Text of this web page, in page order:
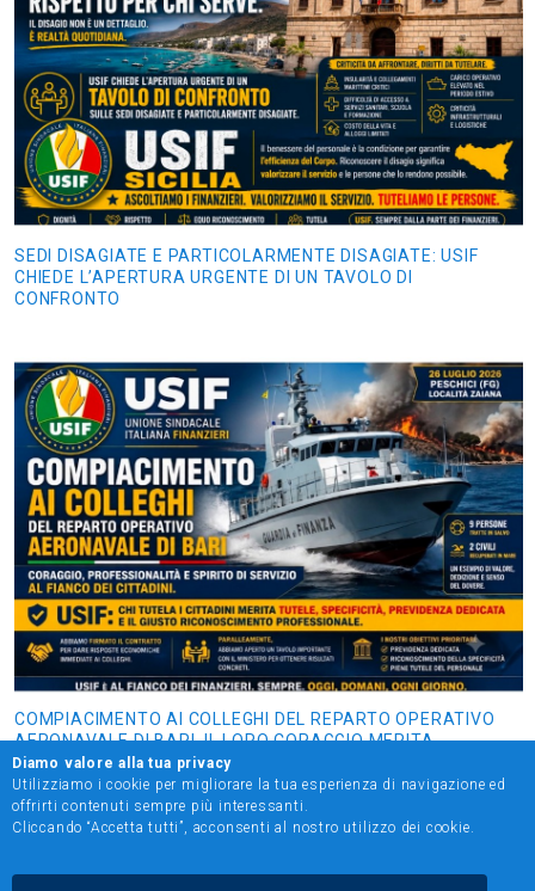
Diamo valore alla tua privacy
Utilizziamo i cookie per migliorare la tua esperienza di navigazione ed
offrirti contenuti sempre più interessanti.
Cliccando “Accetta tutti”, acconsenti al nostro utilizzo dei cookie.
SEDI DISAGIATE E PARTICOLARMENTE DISAGIATE: USIF
CHIEDE L’APERTURA URGENTE DI UN TAVOLO DI
CONFRONTO
COMPIACIMENTO AI COLLEGHI DEL REPARTO OPERATIVO
AERONAVALE DI BARI. IL LORO CORAGGIO MERITA
RISPOSTE CONCRETE SU TUTELE, SPECIFICITÀ E
PREVIDENZA DEDICATA